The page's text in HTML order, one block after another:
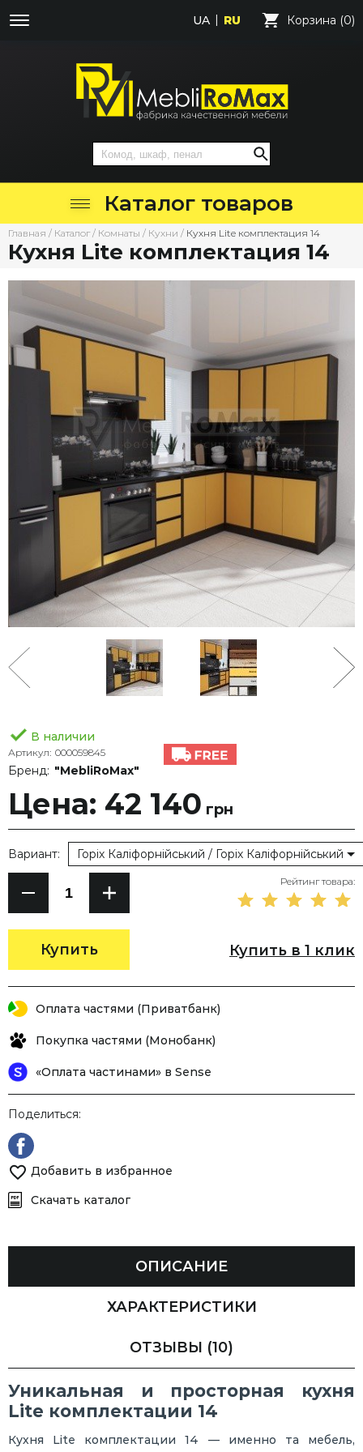
UA RU Корзина (0)
Каталог товаров
Главная / Каталог / Комнаты / Кухни / Кухня Lite комплектация 14
Кухня Lite комплектация 14
В наличии
Артикул: 000059845
Бренд: "MebliRoMax"
Цена: 42 140 грн
Купить
Вариант: Горіх Каліфорнійський / Горіх Каліфорнійський
Рейтинг товара:
Купить в 1 клик
Оплата частями (Приватбанк)
Покупка частями (Монобанк)
«Оплата частинами» в Sense
Поделиться:
Добавить в избранное
Скачать каталог
ОПИСАНИЕ
ХАРАКТЕРИСТИКИ
ОТЗЫВЫ (10)
Уникальная и просторная кухня
Lite комплектации 14
Кухня Lite комплектации 14 — именно та мебель,